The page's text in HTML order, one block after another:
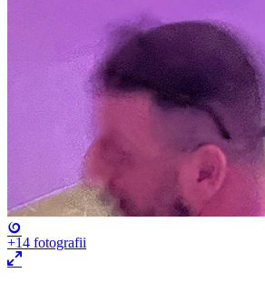
+14 fotografii